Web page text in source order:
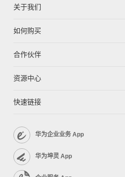
关于我们
如何购买
合作伙伴
资源中心
快速链接
华为企业业务 App
华为坤灵 App